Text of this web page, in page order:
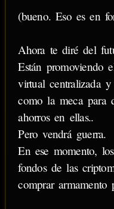
(bueno. Eso es en
Ahora te diré del
Están promoviendo
virtual centralizada
como la meca para
ahorros en ellas..
Pero vendrá guerra.
En ese momento,
fondos de las
comprar armamento